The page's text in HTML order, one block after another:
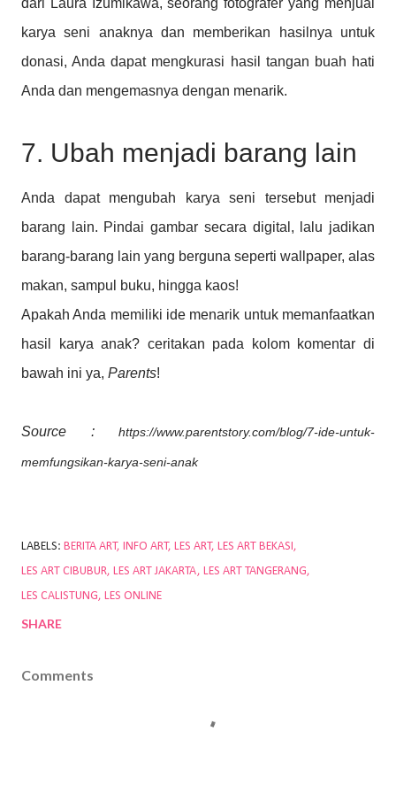
karya seni anaknya dan memberikan hasilnya untuk
donasi, Anda dapat mengkurasi hasil tangan buah hati
Anda dan mengemasnya dengan menarik.
7. Ubah menjadi barang lain
Anda dapat mengubah karya seni tersebut menjadi
barang lain. Pindai gambar secara digital, lalu jadikan
barang-barang lain yang berguna seperti wallpaper, alas
makan, sampul buku, hingga kaos!
Apakah Anda memiliki ide menarik untuk memanfaatkan
hasil karya anak? ceritakan pada kolom komentar di
bawah ini ya, Parents!
Source : https://www.parentstory.com/blog/7-ide-untuk-
memfungsikan-karya-seni-anak
LABELS: BERITA ART INFO ART LES ART LES ART BEKASI
LES ART CIBUBUR LES ART JAKARTA
LES ART TANGERANG
LES CALISTUNG
LES ONLINE
SHARE
Comments